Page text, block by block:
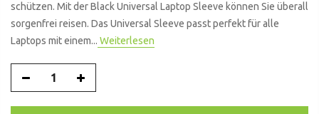
schützen. Mit der Black Universal Laptop Sleeve können Sie überall
sorgenfrei reisen. Das Universal Sleeve passt perfekt für alle
Laptops mit einem... Weiterlesen